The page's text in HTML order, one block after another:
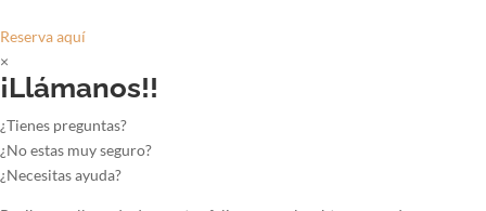
Reserva aquí
×
¡Llámanos!!
¿Tienes preguntas?
¿No estas muy seguro?
¿Necesitas ayuda?